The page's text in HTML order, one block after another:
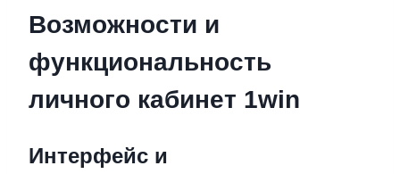
Возможности и
функциональность
личного кабинет 1win
Интерфейс и